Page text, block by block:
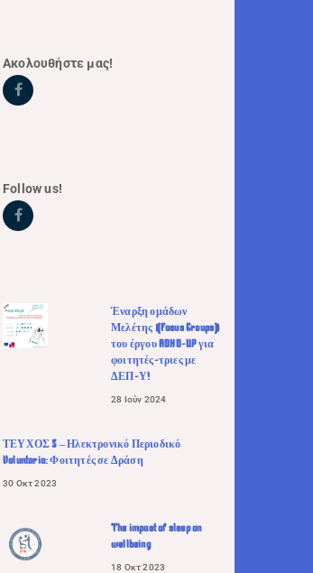
Ακολουθήστε μας!
Follow us!
Έναρξη ομάδων
Μελέτης (Focus Groups)
του έργου ADHD-UP για
φοιτητές-τριες με
ΔΕΠ-Υ!
28 Ιούν 2024
ΤΕΥΧΟΣ 5 – Ηλεκτρονικό Περιοδικό
Voluntaria: Φοιτητές σε Δράση
30 Οκτ 2023
The impact of sleep on
wellbeing
18 Οκτ 2023